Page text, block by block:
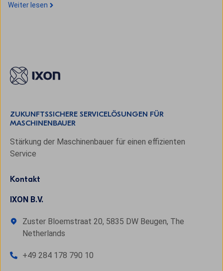
Weiter lesen
ZUKUNFTSSICHERE SERVICELÖSUNGEN FÜR
MASCHINENBAUER
Stärkung der Maschinenbauer für einen effizienten
Service
Kontakt
IXON B.V.
Zuster Bloemstraat 20, 5835 DW Beugen, The
Netherlands
+49 284 178 790 10